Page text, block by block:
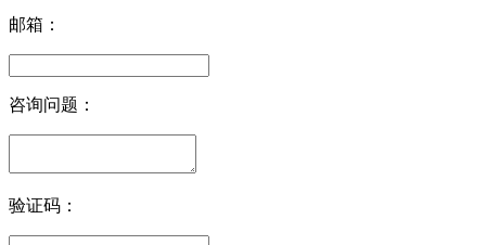
邮箱：
咨询问题：
验证码：